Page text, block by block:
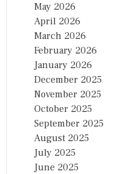
May 2026
April 2026
March 2026
February 2026
January 2026
December 2025
November 2025
October 2025
September 2025
August 2025
July 2025
June 2025